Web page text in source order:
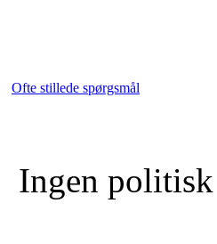
Ofte stillede spørgsmål
Ingen